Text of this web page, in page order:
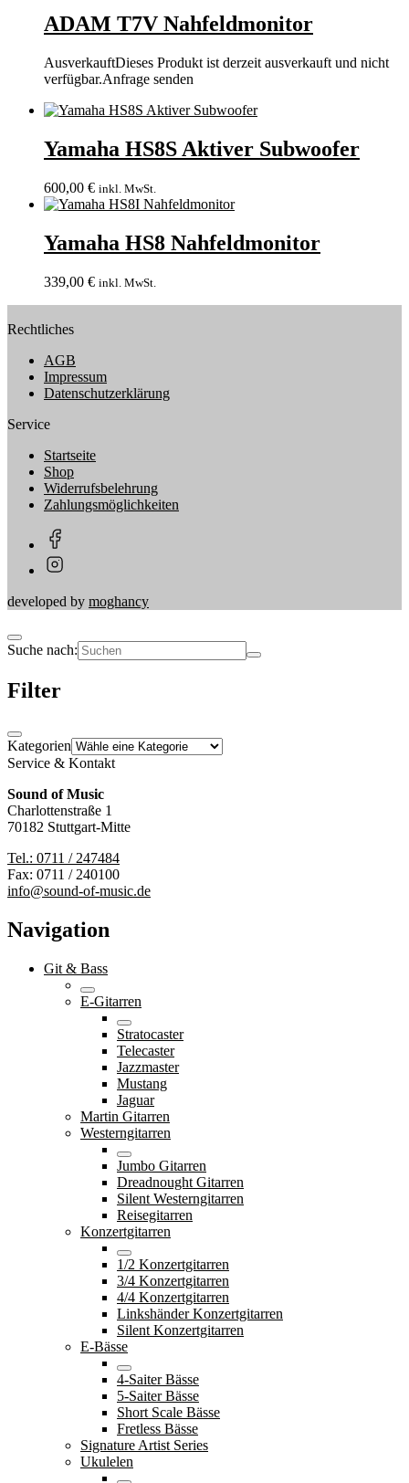
ADAM T7V Nahfeldmonitor
AusverkauftDieses Produkt ist derzeit ausverkauft und nicht
verfügbar.Anfrage senden
Yamaha HS8S Aktiver Subwoofer
600,00 € inkl. MwSt.
Yamaha HS8 Nahfeldmonitor
339,00 € inkl. MwSt.
Rechtliches
AGB
Impressum
Datenschutzerklärung
Service
Startseite
Shop
Widerrufsbelehrung
Zahlungsmöglichkeiten
developed by moghancy
Suche nach:
Filter
Kategorien
Service & Kontakt
Sound of Music
Charlottenstraße 1
70182 Stuttgart-Mitte
Tel.: 0711 / 247484
Fax: 0711 / 240100
info@sound-of-music.de
Navigation
Git & Bass
E-Gitarren
Stratocaster
Telecaster
Jazzmaster
Mustang
Jaguar
Martin Gitarren
Westerngitarren
Jumbo Gitarren
Dreadnought Gitarren
Silent Westerngitarren
Reisegitarren
Konzertgitarren
1/2 Konzertgitarren
3/4 Konzertgitarren
4/4 Konzertgitarren
Linkshänder Konzertgitarren
Silent Konzertgitarren
E-Bässe
4-Saiter Bässe
5-Saiter Bässe
Short Scale Bässe
Fretless Bässe
Signature Artist Series
Ukulelen